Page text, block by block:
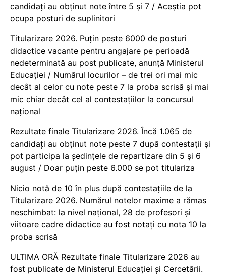
candidați au obținut note între 5 și 7 / Aceștia pot
ocupa posturi de suplinitori
Titularizare 2026. Puțin peste 6000 de posturi
didactice vacante pentru angajare pe perioadă
nedeterminată au post publicate, anunță Ministerul
Educației / Numărul locurilor – de trei ori mai mic
decât al celor cu note peste 7 la proba scrisă și mai
mic chiar decât cel al contestațiilor la concursul
național
Rezultate finale Titularizare 2026. Încă 1.065 de
candidați au obținut note peste 7 după contestații și
pot participa la ședințele de repartizare din 5 și 6
august / Doar puțin peste 6.000 se pot titulariza
Nicio notă de 10 în plus după contestațiile de la
Titularizare 2026. Numărul notelor maxime a rămas
neschimbat: la nivel național, 28 de profesori și
viitoare cadre didactice au fost notați cu nota 10 la
proba scrisă
ULTIMA ORĂ Rezultate finale Titularizare 2026 au
fost publicate de Ministerul Educației și Cercetării.